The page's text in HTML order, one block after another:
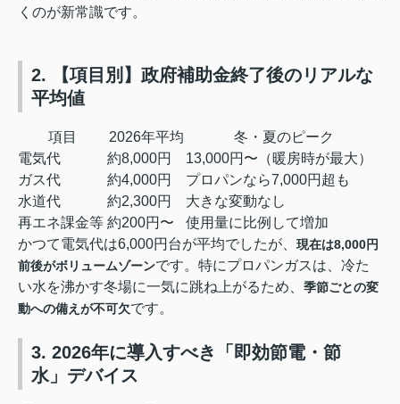
くのが新常識です。
2. 【項目別】政府補助金終了後のリアルな
平均値
項目 2026年平均
冬・夏のピーク
電気代
約8,000円
13,000円〜（暖房時が最大）
ガス代
約4,000円
プロパンなら7,000円超も
水道代
約2,300円
大きな変動なし
再エネ課金等 約200円〜
使用量に比例して増加
かつて電気代は6,000円台が平均でしたが、 現在は8,000円
前後がボリュームゾーンです。特にプロパンガスは、冷た
い水を沸かす冬場に一気に跳ね上がるため、 季節ごとの変
動への備えが不可欠です。
3. 2026年に導入すべき「即効節電・節
水」デバイス